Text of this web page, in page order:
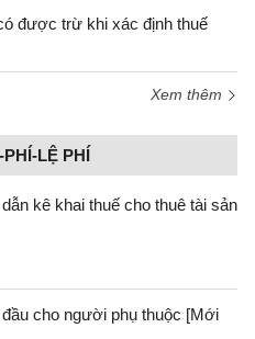
được trừ khi xác định thuế
Xem thêm
LỆ PHÍ
kê khai thuế cho thuê tài sản
cho người phụ thuộc [Mới